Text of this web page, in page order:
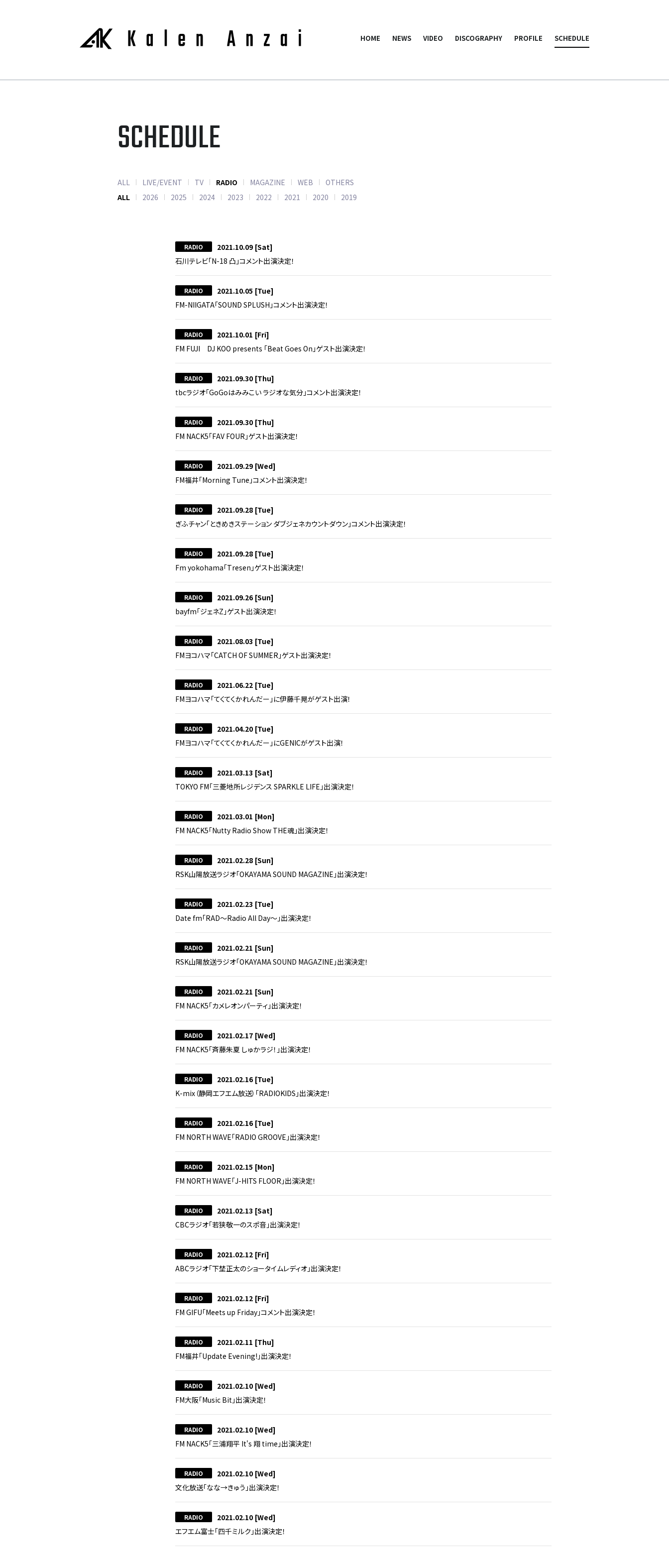
HOME NEWS VIDEO DISCOGRAPHY PROFILE SCHEDULE
SCHEDULE
ALL LIVE/EVENT TV RADIO MAGAZINE WEB
OTHERS
ALL
2026 2025 2024 2023 2022 2021 2020 2019
RADIO 2021.10.09 [Sat]
石川テレビ「N-18 凸」コメント出演決定！
RADIO 2021.10.05 [Tue]
FM-NIIGATA「SOUND SPLUSH」コメント出演決定！
RADIO 2021.10.01 [Fri]
FM FUJI DJ KOO presents 「Beat Goes On」ゲスト出演決定！
RADIO 2021.09.30 [Thu]
tbcラジオ「GoGoはみみこい ラジオな気分」コメント出演決定！
RADIO 2021.09.30 [Thu]
FM NACK5「FAV FOUR」ゲスト出演決定！
RADIO 2021.09.29 [Wed]
FM福井「Morning Tune」コメント出演決定！
RADIO 2021.09.28 [Tue]
ぎふチャン「ときめきステーション ダブジェネカウントダウン」コメント出演決定！
RADIO 2021.09.28 [Tue]
Fm yokohama「Tresen」ゲスト出演決定！
RADIO 2021.09.26 [Sun]
bayfm「ジェネZ」ゲスト出演決定！
RADIO 2021.08.03 [Tue]
FMヨコハマ「CATCH OF SUMMER」ゲスト出演決定！
RADIO 2021.06.22 [Tue]
FMヨコハマ「てくてくかれんだー」に伊藤千晃がゲスト出演！
RADIO 2021.04.20 [Tue]
FMヨコハマ「てくてくかれんだー」にGENICがゲスト出演！
RADIO 2021.03.13 [Sat]
TOKYO FM「三菱地所レジデンス SPARKLE LIFE」出演決定！
RADIO 2021.03.01 [Mon]
FM NACK5「Nutty Radio Show THE魂」出演決定！
RADIO 2021.02.28 [Sun]
RSK山陽放送ラジオ「OKAYAMA SOUND MAGAZINE」出演決定！
RADIO 2021.02.23 [Tue]
Date fm「RAD～Radio All Day～」出演決定！
RADIO 2021.02.21 [Sun]
RSK山陽放送ラジオ「OKAYAMA SOUND MAGAZINE」出演決定！
RADIO 2021.02.21 [Sun]
FM NACK5「カメレオンパーティ」出演決定！
RADIO 2021.02.17 [Wed]
FM NACK5「斉藤朱夏 しゅかラジ！」出演決定！
RADIO 2021.02.16 [Tue]
K-mix（静岡エフエム放送）「RADIOKIDS」出演決定！
RADIO 2021.02.16 [Tue]
FM NORTH WAVE「RADIO GROOVE」出演決定！
RADIO 2021.02.15 [Mon]
FM NORTH WAVE「J-HITS FLOOR」出演決定！
RADIO 2021.02.13 [Sat]
CBCラジオ「若狭敬一のスポ音」出演決定！
RADIO 2021.02.12 [Fri]
ABCラジオ「下埜正太のショータイムレディオ」出演決定！
RADIO 2021.02.12 [Fri]
FM GIFU「Meets up Friday」コメント出演決定！
RADIO 2021.02.11 [Thu]
FM福井「Update Evening!」出演決定！
RADIO 2021.02.10 [Wed]
FM大阪「Music Bit」出演決定！
RADIO 2021.02.10 [Wed]
FM NACK5「三浦翔平 It's 翔 time」出演決定！
RADIO 2021.02.10 [Wed]
文化放送「なな→きゅう」出演決定！
RADIO 2021.02.10 [Wed]
エフエム富士「四千ミルク」出演決定！